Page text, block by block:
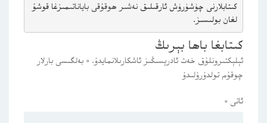
كىتابلارنى چۈشۈرۈش ئارقىلىق نەشىر ھوقۇقى باياناتىمىزغا قوشۇ
لغان بولىسىز.
كىتابغا باھا بېرىڭ
ئېلېكتىرونلۇق خەت ئادرېسىڭىز ئاشكارىلانمايدۇ. * بەلگىسى بارلار
چوقۇم تولدۇرۇلىدۇ
ئاتى *